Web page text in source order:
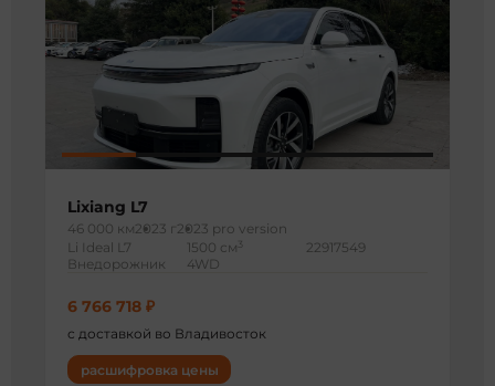
Lixiang L7
46 000 км2023 г 2023 pro version
Li Ideal L7
Внедорожник
1500 см 3
4WD
22917549
6 766 718 ₽
с доставкой во Владивосток
расшифровка цены